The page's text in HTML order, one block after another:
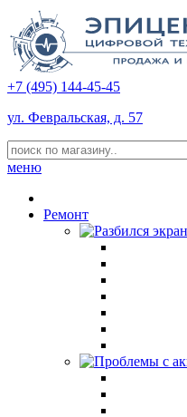
+7 (495) 144-45-45
ул. Февральская, д. 57
меню
Ремонт